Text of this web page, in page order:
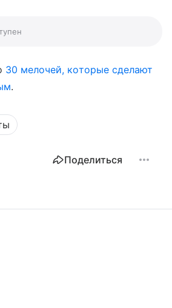
30 мелочей, которые сделают
.
Поделиться